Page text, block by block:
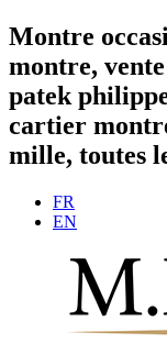
Montre
montre,
patek
cartier
mille, toutes
FR
EN